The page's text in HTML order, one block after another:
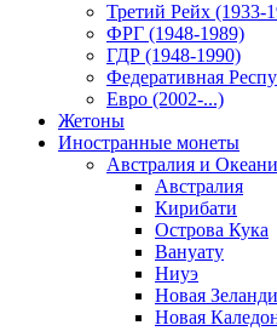
Третий Рейх (1933-
ФРГ (1948-1989)
ГДР (1948-1990)
Федеративная
Евро (2002-...)
Жетоны
Иностранные монеты
Австралия и
Австралия
Кирибати
Острова Кука
Вануату
Ниуэ
Новая
Новая